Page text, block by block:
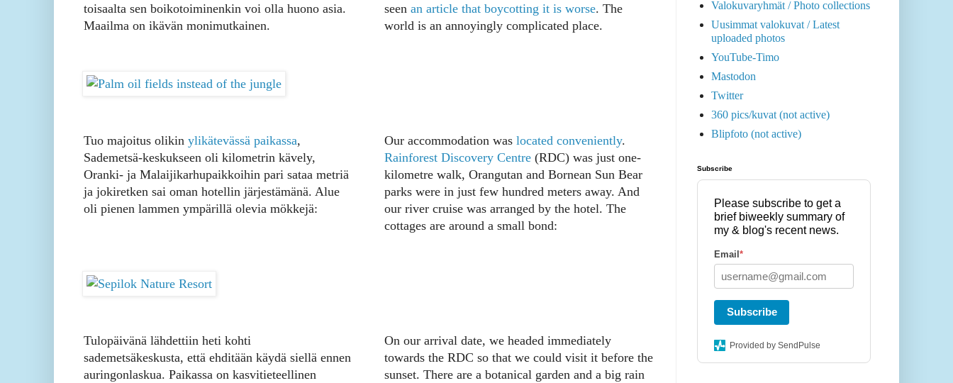
toisaalta sen boikotoiminenkin voi olla huono asia.
Maailma on ikävän monimutkainen.
seen an article that boycotting it is worse. The
world is an annoyingly complicated place.
Tuo majoitus olikin ylikätevässä paikassa,
Sademetsä-keskukseen oli kilometrin kävely,
Oranki- ja Malaijikarhupaikkoihin pari sataa metriä
ja jokiretken sai oman hotellin järjestämänä. Alue
oli pienen lammen ympärillä olevia mökkejä:
Our accommodation was located conveniently.
Rainforest Discovery Centre(RDC) was just one-
kilometre walk, Orangutan and Bornean Sun Bear
parks were in just few hundred meters away. And
our river cruise was arranged by the hotel. The
cottages are around a small bond:
Tulopäivänä lähdettiin heti kohti
sademetsäkeskusta, että ehditään käydä siellä ennen
auringonlaskua. Paikassa on kasvitieteellinen
On our arrival date, we headed immediately
towards the RDC so that we could visit it before the
sunset. There are a botanical garden and a big rain
Valokuvaryhmät / Photo collections
Uusimmat valokuvat / Latest
uploaded photos
YouTube-Timo
Mastodon
Twitter
360 pics/kuvat (not active)
Blipfoto (not active)
Subscribe
Please subscribe to get a
brief biweekly summary of
my & blog's recent news.
Email *
Subscribe
Provided by SendPulse